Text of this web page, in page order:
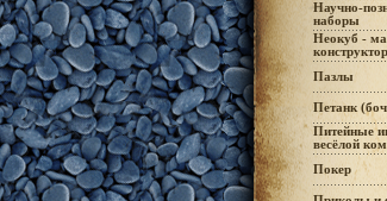
Научно-
наборы
Неокуб -
Пазлы
Петанк
Питейные
весёлой
Покер